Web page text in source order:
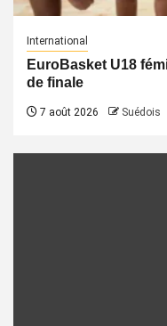
International
EuroBasket U18
de finale
7 août 2026 Suédois